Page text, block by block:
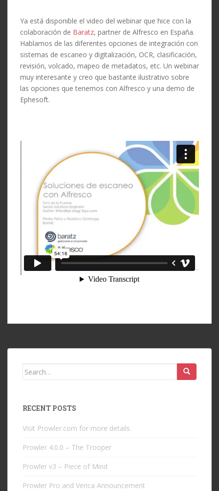
Ya está disponible el video del webinar que hice con la
colaboración de Baratz, partner de Alfresco en España.
Hablamos de las diferentes opciones de integración con
sistemas de escaneo y digitalización, OCR, clasificación,
revisión, volcado, mapeo de metadatos, etc. Un webinar
muy interesante y creo que bastante ilustrativo sobre
las opciones que tenemos con Alfresco y una demo de
Ephesoft.
Search
RECENT POSTS
Visit Prowler.com for more details.
Prowler 4.0.0 – The Trooper
Prowler v3 – Piece of Mind
Prowler Pro and Verica Announcement